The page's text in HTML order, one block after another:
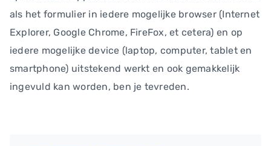
als het formulier in iedere mogelijke browser (Internet
Explorer, Google Chrome, FireFox, et cetera) en op
iedere mogelijke device (laptop, computer, tablet en
smartphone) uitstekend werkt en ook gemakkelijk
ingevuld kan worden, ben je tevreden.